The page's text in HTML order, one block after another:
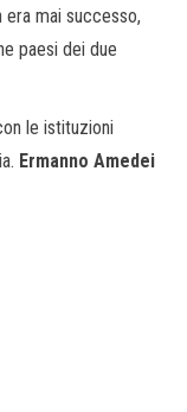
era mai successo,
paesi dei due
le istituzioni
Ermanno Amedei